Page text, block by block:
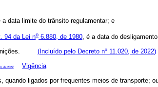
data limite do trânsito regulamentar; e
94 da Lei no 6.880, de 1980, é a data do
(Incluído pelo Decreto nº 11.020, de 2022)
de 2022)
Vigência
quando ligados por frequentes meios de